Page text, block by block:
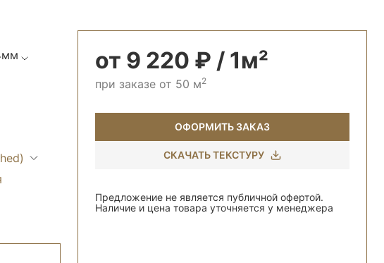
от 9 220 ₽ / 1м²
при заказе от 50 м2
ОФОРМИТЬ ЗАКАЗ
СКАЧАТЬ ТЕКСТУРУ
Предложение не является публичной офертой.
Наличие и цена товара уточняется у менеджера